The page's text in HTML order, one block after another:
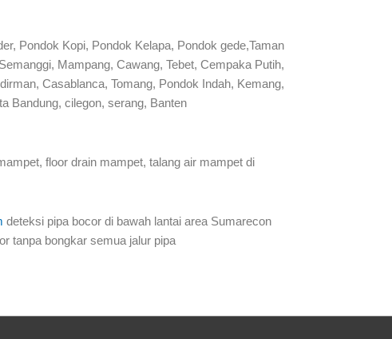
Pondok Kopi, Pondok Kelapa, Pondok gede,Taman
Mampang, Cawang, Tebet, Cempaka Putih,
Casablanca, Tomang, Pondok Indah, Kemang,
Bandung, cilegon, serang, Banten
floor drain mampet, talang air mampet di
deteksi pipa bocor di bawah lantai area Sumarecon
tanpa bongkar semua jalur pipa